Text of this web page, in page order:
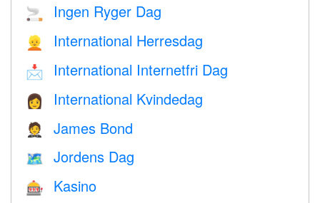
🚬 Ingen Ryger Dag
👱 International Herresdag
📩 International Internetfri Dag
👩 International Kvindedag
🤵 James Bond
🗺️ Jordens Dag
🎰 Kasino